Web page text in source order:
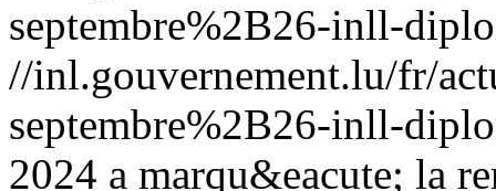
septembre%2B26-inll-
//inl.gouvernement.lu/fr/
septembre%2B26-inll-
2024 a marqu&eacute; la